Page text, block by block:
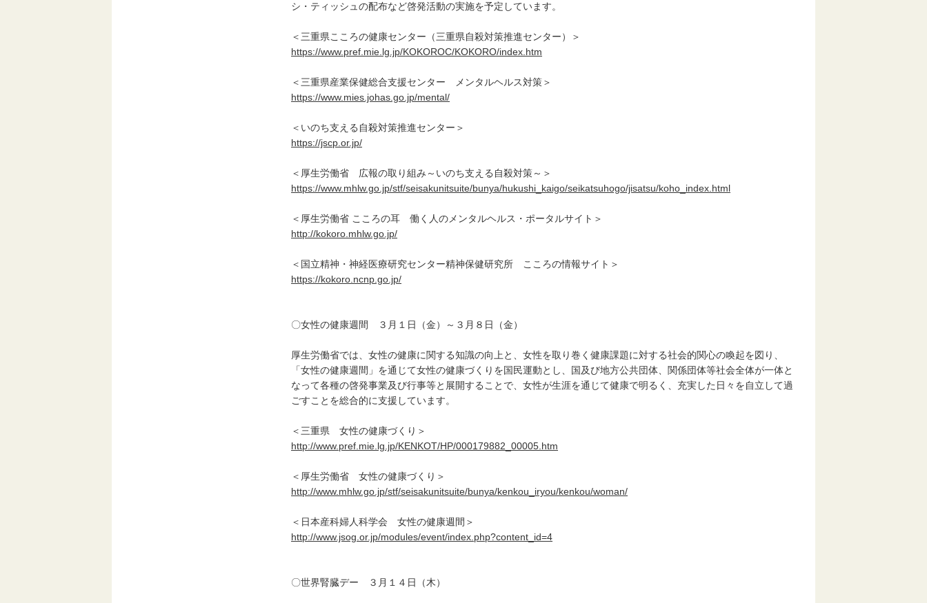
シ・ティッシュの配布など啓発活動の実施を予定しています。
＜三重県こころの健康センター（三重県自殺対策推進センター）＞
https://www.pref.mie.lg.jp/KOKOROC/KOKORO/index.htm
＜三重県産業保健総合支援センター メンタルヘルス対策＞
https://www.mies.johas.go.jp/mental/
＜いのち支える自殺対策推進センター＞
https://jscp.or.jp/
＜厚生労働省 広報の取り組み～いのち支える自殺対策～＞
https://www.mhlw.go.jp/stf/seisakunitsuite/bunya/hukushi_kaigo/seikatsuhogo/jisatsu/koho_index.html
＜厚生労働省 こころの耳 働く人のメンタルヘルス・ポータルサイト＞
http://kokoro.mhlw.go.jp/
＜国立精神・神経医療研究センター精神保健研究所 こころの情報サイト＞
https://kokoro.ncnp.go.jp/
〇女性の健康週間 ３月１日（金）～３月８日（金）
厚生労働省では、女性の健康に関する知識の向上と、女性を取り巻く健康課題に対する社会的関心の喚起を図り、
「女性の健康週間」を通じて女性の健康づくりを国民運動とし、国及び地方公共団体、関係団体等社会全体が一体と
なって各種の啓発事業及び行事等と展開することで、女性が生涯を通じて健康で明るく、充実した日々を自立して過
ごすことを総合的に支援しています。
＜三重県 女性の健康づくり＞
http://www.pref.mie.lg.jp/KENKOT/HP/000179882_00005.htm
＜厚生労働省 女性の健康づくり＞
http://www.mhlw.go.jp/stf/seisakunitsuite/bunya/kenkou_iryou/kenkou/woman/
＜日本産科婦人科学会 女性の健康週間＞
http://www.jsog.or.jp/modules/event/index.php?content_id=4
〇世界腎臓デー ３月１４日（木）